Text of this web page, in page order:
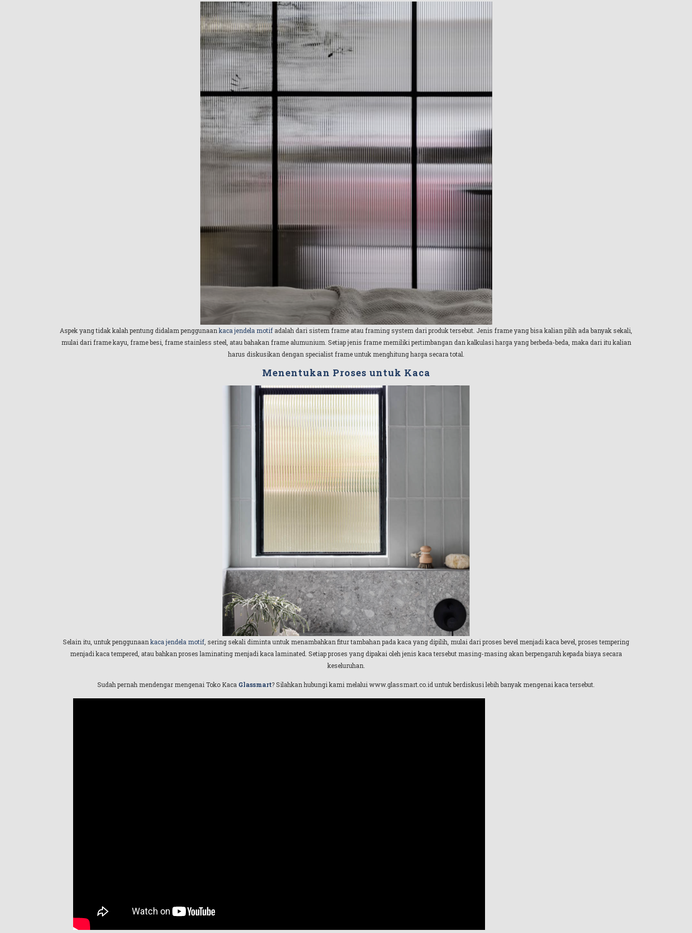
Aspek yang tidak kalah pentung didalam penggunaankaca jendela motif adalah dari sistem frame atau framing system dari produk tersebut. Jenis frame yang bisa kalian pilih ada banyak sekali,
mulai dari frame kayu, frame besi, frame stainless steel, atau bahakan frame alumunium. Setiap jenis frame memiliki pertimbangan dan kalkulasi harga yang berbeda-beda, maka dari itu kalian
harus diskusikan dengan specialist frame untuk menghitung harga secara total.
Menentukan Proses untuk Kaca
Selain itu, untuk penggunaan kaca jendela motif , sering sekali diminta untuk menambahkan fitur tambahan pada kaca yang dipilih, mulai dari proses bevel menjadi kaca bevel, proses tempering
menjadi kaca tempered, atau bahkan proses laminating menjadi kaca laminated. Setiap proses yang dipakai oleh jenis kaca tersebut masing-masing akan berpengaruh kepada biaya secara
keseluruhan.
Sudah pernah mendengar mengenai Toko Kaca Glassmart? Silahkan hubungi kami melalui www.glassmart.co.id untuk berdiskusi lebih banyak mengenai kaca tersebut.